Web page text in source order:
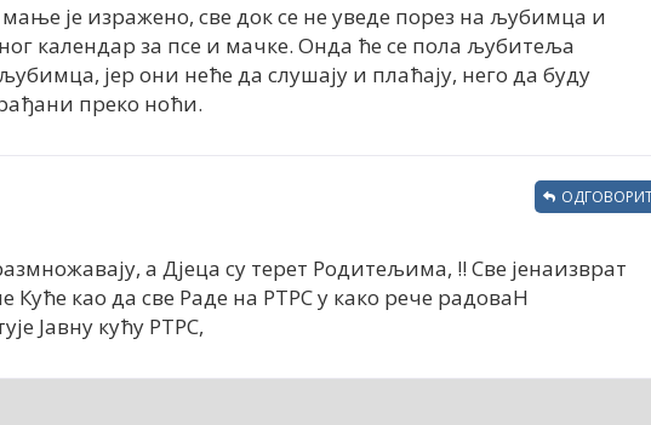
мање је изражено, све док се не уведе порез на љубимца и
календар за псе и мачке. Онда ће се пола љубитеља
јер они неће да слушају и плаћају, него да буду
преко ноћи.
а Дјеца су терет Родитељима, !! Све јенаизврат
Куће као да све Раде на РТРС у како рече радоваН
Јавну кућу РТРС,